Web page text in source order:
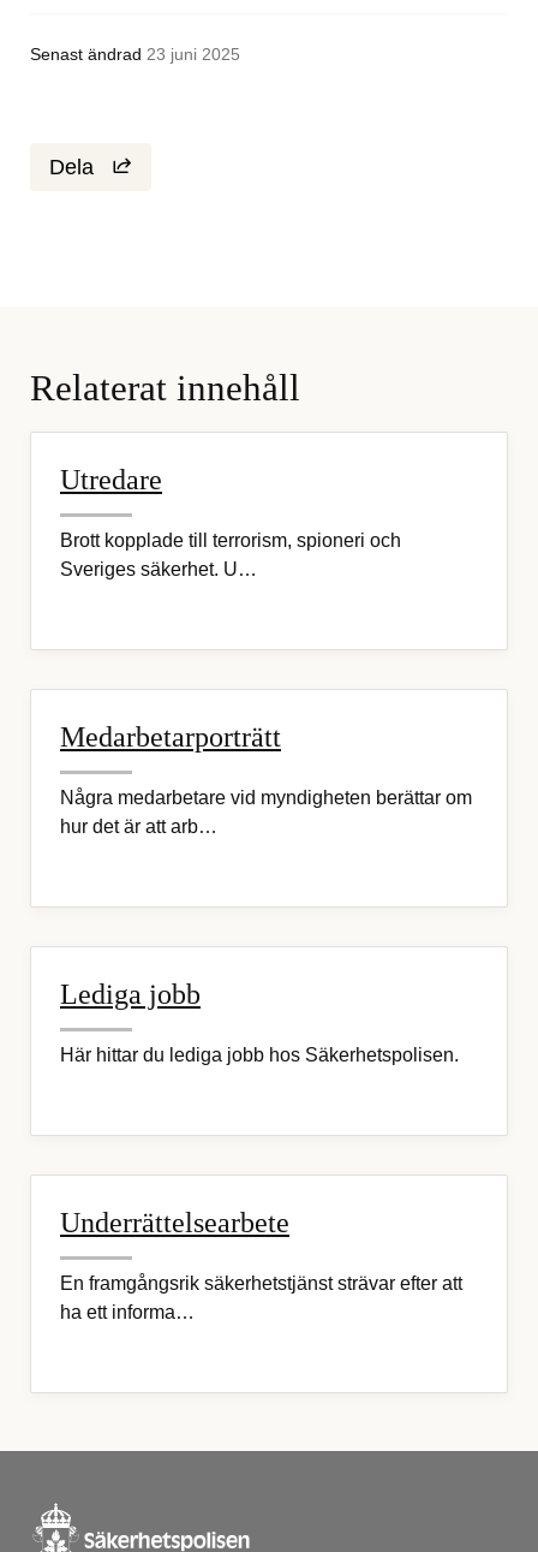
Senast ändrad 23 juni 2025
Dela
Relaterat innehåll
Utredare
Brott kopplade till terrorism, spioneri och
Sveriges säkerhet. U…
Medarbetarporträtt
Några medarbetare vid myndigheten berättar om
hur det är att arb…
Lediga jobb
Här hittar du lediga jobb hos Säkerhetspolisen.
Underrättelsearbete
En framgångsrik säkerhetstjänst strävar efter att
ha ett informa…